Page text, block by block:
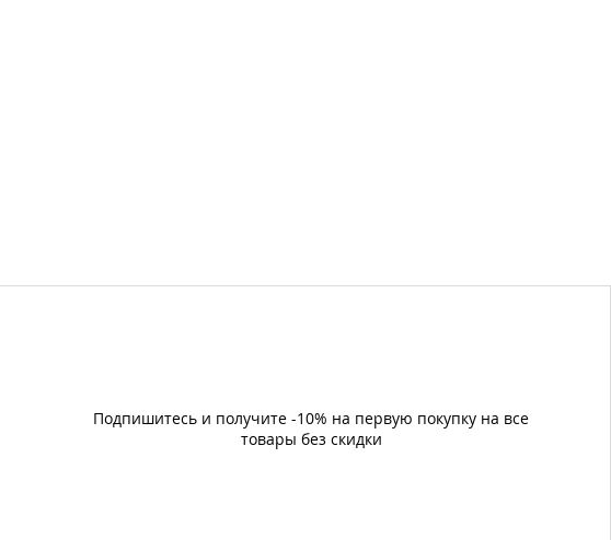
Подпишитесь и получите -10% на первую покупку на все
товары без скидки